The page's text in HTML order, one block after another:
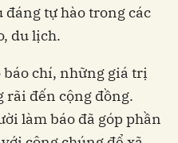
tự hào trong các
du lịch.
chí, những giá trị
rãi đến cộng đồng.
làm báo đã góp phần